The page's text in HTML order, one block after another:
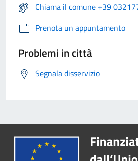
Chiama il comune +39
Prenota un appuntamento
Problemi in città
Segnala disservizio